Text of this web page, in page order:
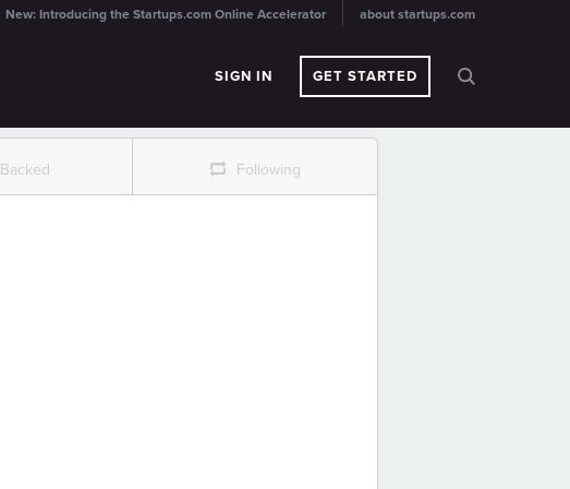
about startups.com
New: Introducing the Startups.com Online Accelerator
SIGN IN GET STARTED
Backed r Following